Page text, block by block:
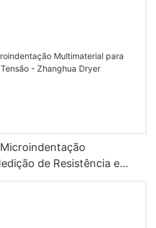
de Resistência e